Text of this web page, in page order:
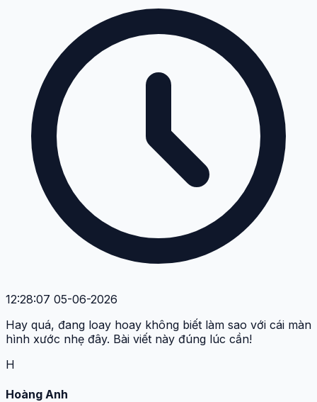
12:28:07 05-06-2026
Hay quá, đang loay hoay không biết làm sao với cái màn
hình xước nhẹ đây. Bài viết này đúng lúc cần!
H
Hoàng Anh